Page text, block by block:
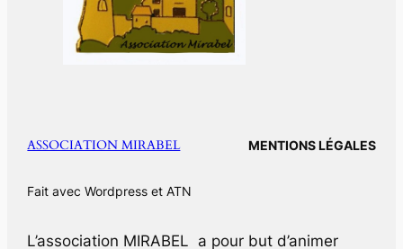
ASSOCIATION MIRABEL MENTIONS LÉGALES
Fait avec Wordpress et ATN
L’association MIRABEL a pour but d’animer